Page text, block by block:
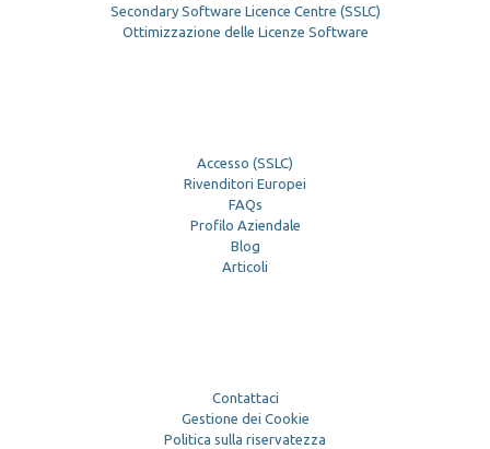
Secondary Software Licence Centre (SSLC)
Ottimizzazione delle Licenze Software
Accesso (SSLC)
Rivenditori Europei
FAQs
Profilo Aziendale
Blog
Articoli
Contattaci
Gestione dei Cookie
Politica sulla riservatezza